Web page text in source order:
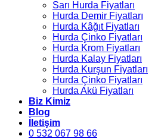
Sarı Hurda Fiyatları
Hurda Demir Fiyatları
Hurda Kâğıt Fiyatları
Hurda Çinko Fiyatları
Hurda Krom Fiyatları
Hurda Kalay Fiyatları
Hurda Kurşun Fiyatları
Hurda Çinko Fiyatları
Hurda Akü Fiyatları
Biz Kimiz
Blog
İletişim
0 532 067 98 66